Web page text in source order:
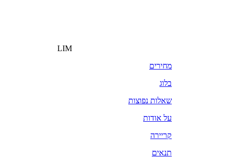
LIM
מחירים
בלוג
שאלות נפוצות
על אודות
קריירה
תנאים